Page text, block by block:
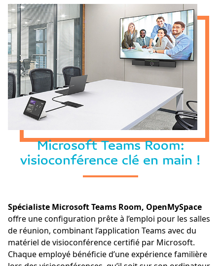
Microsoft Teams Room:
visioconférence clé en main !
Spécialiste Microsoft Teams Room, OpenMySpace
offre une configuration prête à l’emploi pour les salles
de réunion, combinant l’application Teams avec du
matériel de visioconférence certifié par Microsoft.
Chaque employé bénéficie d’une expérience familière